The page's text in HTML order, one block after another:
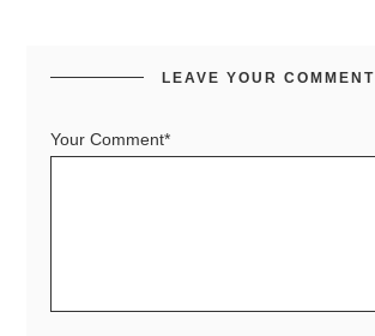
LEAVE YOUR COMMENT
Your Comment*